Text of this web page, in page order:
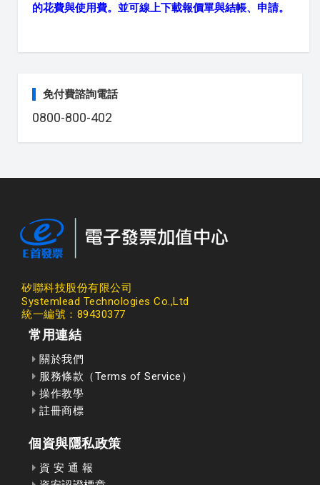
的花費與使用費。並可線上下載報價單與結帳、申請。
免付費諮詢電話
0800-800-402
矽聯科技股份有限公司
Systemlead Technologies Co.,Ltd
統一編號：89430377
常用連結
關於我們
服務條款（Terms of Service）
操作教學
註冊商標
個資與隱私政策
資 安 通 報